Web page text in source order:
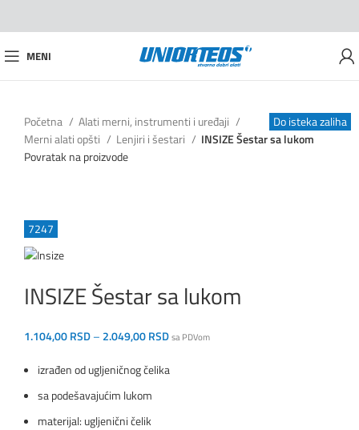
MENI
Početna
Alati merni, instrumenti i uređaji
Merni alati opšti
Lenjiri i šestari
INSIZE Šestar sa lukom
Povratak na proizvode
7247
INSIZE Šestar sa lukom
1.104,00RSD– 2.049,00RSDsa PDVom
izrađen od ugljeničnog čelika
sa podešavajućim lukom
materijal: ugljenični čelik
Do isteka zaliha